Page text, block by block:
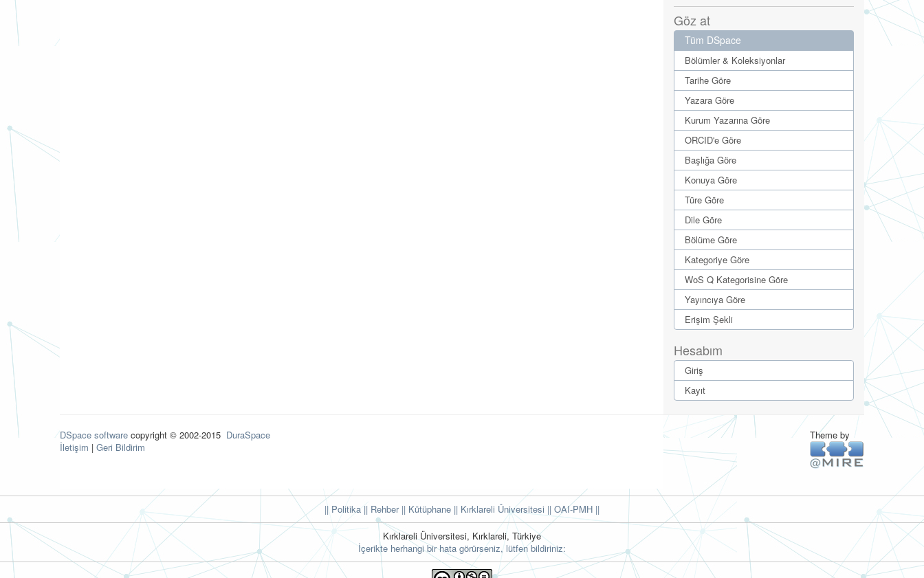
Göz at
Tüm DSpace
Bölümler & Koleksiyonlar
Tarihe Göre
Yazara Göre
Kurum Yazarına Göre
ORCID'e Göre
Başlığa Göre
Konuya Göre
Türe Göre
Dile Göre
Bölüme Göre
Kategoriye Göre
WoS Q Kategorisine Göre
Yayıncıya Göre
Erişim Şekli
Hesabım
Giriş
Kayıt
DSpace software copyright © 2002-2015 DuraSpace
İletişim | Geri Bildirim
Theme by
|| Politika || Rehber|| Kütüphane || Kırklareli Üniversitesi || OAI-PMH ||
Kırklareli Üniversitesi, Kırklareli, Türkiye
İçerikte herhangi bir hata görürseniz, lütfen bildiriniz: